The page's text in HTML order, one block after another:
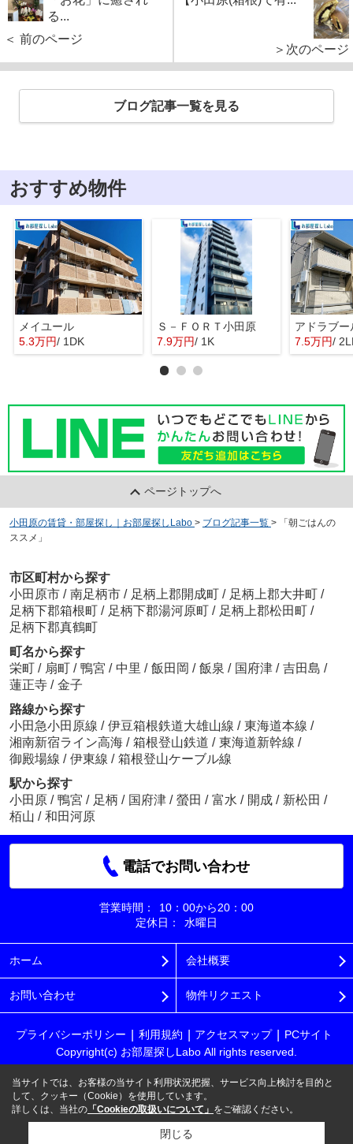
る...
＜ 前のページ
＞次のページ
ブログ記事一覧を見る
おすすめ物件
メイユール
5.3万円/ 1DK
Ｓ－ＦＯＲＴ小田原
7.9万円/ 1K
アドラブー
7.5万円/
ページトップへ
小田原の賃貸・部屋探し｜お部屋探しLabo > ブログ記事一覧 >
「朝ごはんの
ススメ」
市区町村から探す
小田原市 / 南足柄市 / 足柄上郡開成町 / 足柄上郡大井町 /
足柄下郡箱根町 / 足柄下郡湯河原町 / 足柄上郡松田町 /
足柄下郡真鶴町
町名から探す
栄町 / 扇町 / 鴨宮 / 中里 / 飯田岡 / 飯泉 / 国府津 / 吉田島 /
蓮正寺 / 金子
路線から探す
小田急小田原線 / 伊豆箱根鉄道大雄山線 / 東海道本線 /
湘南新宿ライン高海 / 箱根登山鉄道 / 東海道新幹線 /
御殿場線 / 伊東線 / 箱根登山ケーブル線
駅から探す
小田原 / 鴨宮 / 足柄 / 国府津 / 螢田 / 富水 / 開成 / 新松田 /
栢山 / 和田河原
電話でお問い合わせ
営業時間：
10：00から20：00
定休日：
水曜日
ホーム 会社概要
お問い合わせ 物件リクエスト
プライバシーポリシー 利用規約 アクセスマップ
PCサイト
Copyright(c) お部屋探しLabo All rights reserved.
当サイトでは、お客様の当サイト利用状況把握、サービス向上検討を目的と
して、クッキー（Cookie）を使用しています。
詳しくは、当社の 「Cookieの取扱いについて」 をご確認ください。
閉じる